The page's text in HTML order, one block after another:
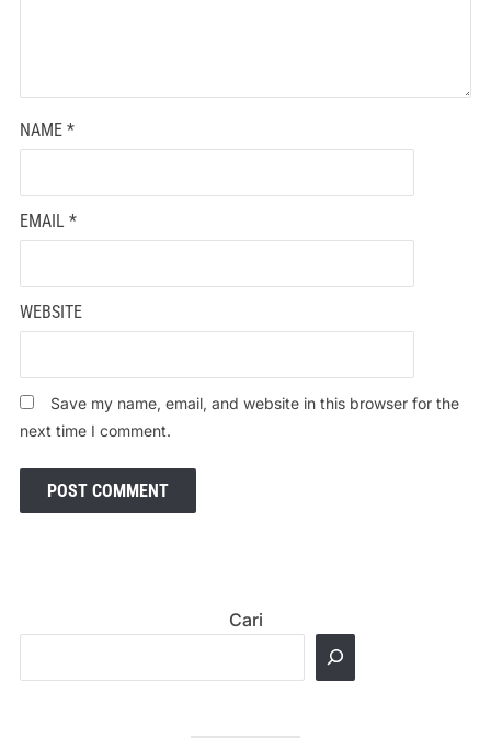
NAME *
EMAIL *
WEBSITE
Save my name, email, and website in this browser for the
next time I comment.
Cari